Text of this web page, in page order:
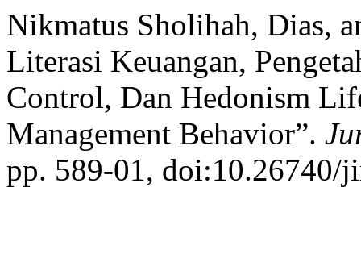
Nikmatus Sholihah, Dias,
Literasi Keuangan,
Control, Dan Hedonism
Management Behavior”.
pp. 589-01, doi:10.26740/